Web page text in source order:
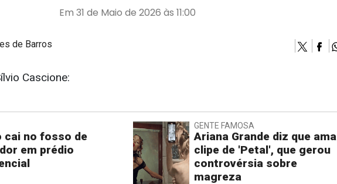
Em 31 de Maio de 2026 às 11:00
de Barros
Cascione:
cai no fosso de
em prédio
GENTE FAMOSA
Ariana Grande diz que ama
clipe de 'Petal', que gerou
controvérsia sobre
magreza